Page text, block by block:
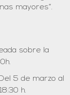
mayores”.
sobre la
5 de marzo al
h.